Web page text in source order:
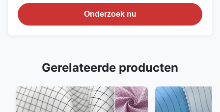
Onderzoek nu
Gerelateerde producten